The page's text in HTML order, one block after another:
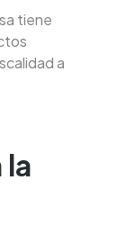
tiene
a
la